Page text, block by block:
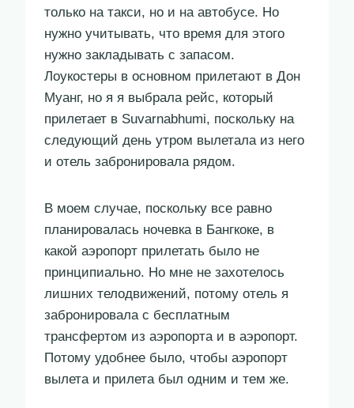
только на такси, но и на автобусе. Но
нужно учитывать, что время для этого
нужно закладывать с запасом.
Лоукостеры в основном прилетают в Дон
Муанг, но я я выбрала рейс, который
прилетает в Suvarnabhumi, поскольку на
следующий день утром вылетала из него
и отель забронировала рядом.
В моем случае, поскольку все равно
планировалась ночевка в Бангкоке, в
какой аэропорт прилетать было не
принципиально. Но мне не захотелось
лишних телодвижений, потому отель я
забронировала с бесплатным
трансфертом из аэропорта и в аэропорт.
Потому удобнее было, чтобы аэропорт
вылета и прилета был одним и тем же.